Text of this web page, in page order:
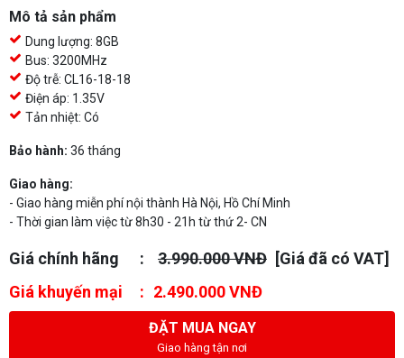
Mô tả sản phẩm
Dung lượng: 8GB
Bus: 3200MHz
Độ trễ: CL16-18-18
Điện áp: 1.35V
Tản nhiệt: Có
Bảo hành: 36 tháng
Giao hàng:
- Giao hàng miễn phí nội thành Hà Nội, Hồ Chí Minh
- Thời gian làm việc từ 8h30 - 21h từ thứ 2- CN
Giá chính hãng 3.990.000 VNĐ [Giá đã có VAT]
Giá khuyến mại
2.490.000 VNĐ
ĐẶT MUA NGAY
Giao hàng tận nơi